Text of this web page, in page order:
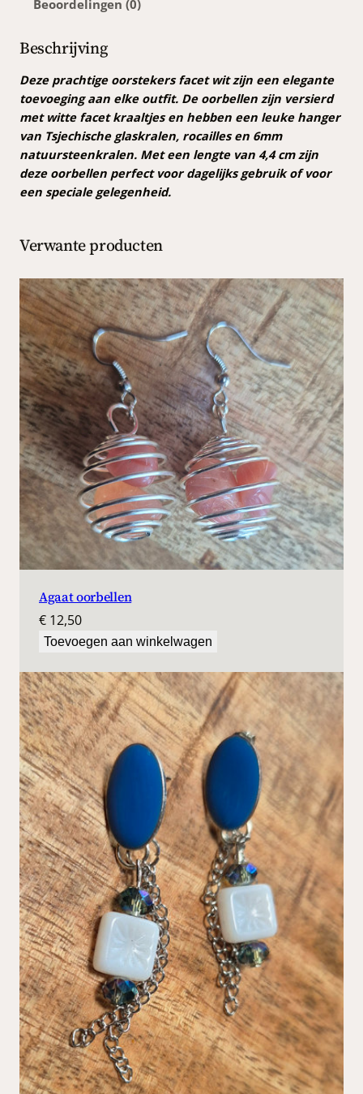
a
e
t
w
i
t
a
a
a
Beoordelingen (0)
Beschrijving
Deze prachtige oorstekers facet wit zijn een elegante
toevoeging aan elke outfit. De oorbellen zijn versierd
met witte facet kraaltjes en hebben een leuke hanger
van Tsjechische glaskralen, rocailles en 6mm
natuursteenkralen. Met een lengte van 4,4 cm zijn
deze oorbellen perfect voor dagelijks gebruik of voor
een speciale gelegenheid.
Verwante producten
Agaat oorbellen
€ 12,50
Toevoegen aan winkelwagen